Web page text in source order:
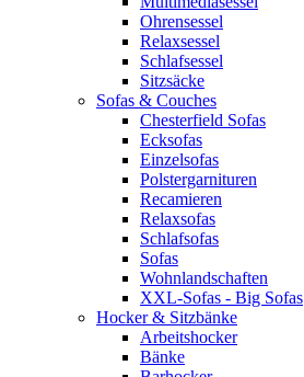
Ohrensessel
Relaxsessel
Schlafsessel
Sitzsäcke
Sofas & Couches
Chesterfield Sofas
Ecksofas
Einzelsofas
Polstergarnituren
Recamieren
Relaxsofas
Schlafsofas
Sofas
Wohnlandschaften
XXL-Sofas - Big Sofas
Hocker & Sitzbänke
Arbeitshocker
Bänke